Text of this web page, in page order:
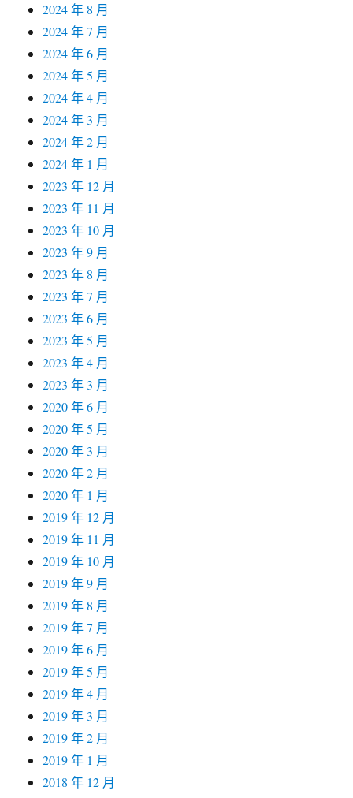
2024 年 8 月
2024 年 7 月
2024 年 6 月
2024 年 5 月
2024 年 4 月
2024 年 3 月
2024 年 2 月
2024 年 1 月
2023 年 12 月
2023 年 11 月
2023 年 10 月
2023 年 9 月
2023 年 8 月
2023 年 7 月
2023 年 6 月
2023 年 5 月
2023 年 4 月
2023 年 3 月
2020 年 6 月
2020 年 5 月
2020 年 3 月
2020 年 2 月
2020 年 1 月
2019 年 12 月
2019 年 11 月
2019 年 10 月
2019 年 9 月
2019 年 8 月
2019 年 7 月
2019 年 6 月
2019 年 5 月
2019 年 4 月
2019 年 3 月
2019 年 2 月
2019 年 1 月
2018 年 12 月